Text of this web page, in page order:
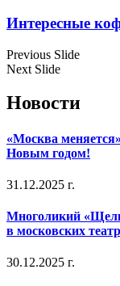
Интересные
Previous Slide
Next Slide
Новости
«Москва
Новым годом!
31.12.2025 г.
Многоликий
в московских
30.12.2025 г.